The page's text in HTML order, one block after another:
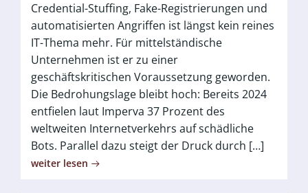
Credential-Stuffing, Fake-Registrierungen und
automatisierten Angriffen ist längst kein reines
IT-Thema mehr. Für mittelständische
Unternehmen ist er zu einer
geschäftskritischen Voraussetzung geworden.
Die Bedrohungslage bleibt hoch: Bereits 2024
entfielen laut Imperva 37 Prozent des
weltweiten Internetverkehrs auf schädliche
Bots. Parallel dazu steigt der Druck durch […]
weiter lesen